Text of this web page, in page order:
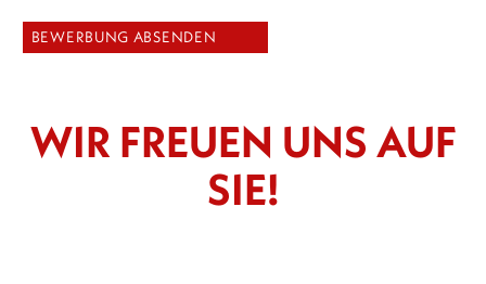
WIR FREUEN UNS AUF
SIE!